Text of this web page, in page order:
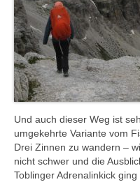
Und auch dieser Weg ist
umgekehrte Variante vom
Drei Zinnen zu wandern –
nicht schwer und die
Toblinger Adrenalinkick